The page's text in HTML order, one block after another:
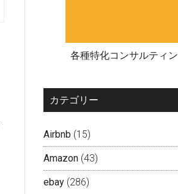
各種特化コンサルティ
カテゴリー
Airbnb (15)
Amazon (43)
ebay (286)